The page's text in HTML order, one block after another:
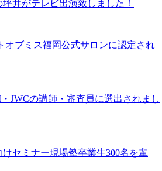
井がテレビ出演致しました！
オブミス福岡公式サロンに認定され
JWCの講師・審査員に選出されまし
セミナー現場塾卒業生300名を輩